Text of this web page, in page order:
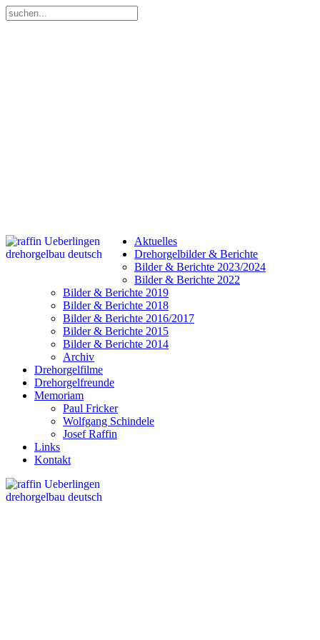
Aktuelles
Drehorgelbilder & Berichte
Bilder & Berichte 2023/2024
Bilder & Berichte 2022
Bilder & Berichte 2019
Bilder & Berichte 2018
Bilder & Berichte 2016/2017
Bilder & Berichte 2015
Bilder & Berichte 2014
Archiv
Drehorgelfilme
Drehorgelfreunde
Memoriam
Paul Fricker
Wolfgang Schindele
Josef Raffin
Links
Kontakt